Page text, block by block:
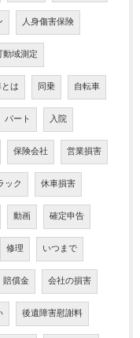
人身傷害保険
動域測定
は 同乗 自転車
パート 入院
保険会社 営業損害
ック 休車損害
動画 確定申告
修理 いつまで
賠償金 会社の損害
後遺障害慰謝料